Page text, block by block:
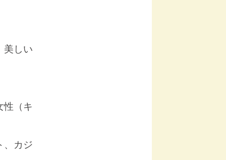
美しい
（キ
、カジ